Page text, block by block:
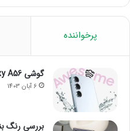
پرخواننده
گوشی Galaxy A56 با دوربین بهتر همراه است
6 آبان 1403